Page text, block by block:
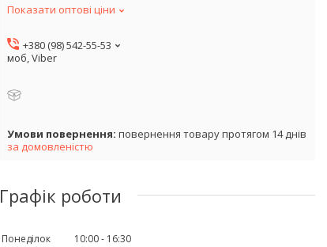
Показати оптові ціни
+380 (98) 542-55-53
моб, Viber
повернення товару протягом 14 днів
за домовленістю
Графік роботи
Понеділок 10:00
16:30